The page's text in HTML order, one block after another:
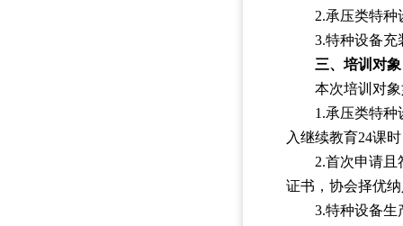
2.承压类特
3.特种设备充
三、培训对
本次培训对
1.承压类特
入继续教育24课
2.首次申请
证书，协会择优
3.特种设备